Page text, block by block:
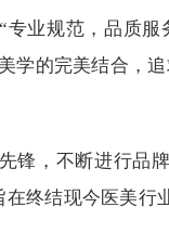
业规范，品质服
学的完美结合，
锋，不断进行品
终结现今医美行